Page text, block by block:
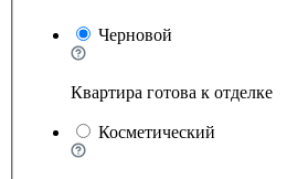
Черновой
Квартира готова к отделке
Косметический